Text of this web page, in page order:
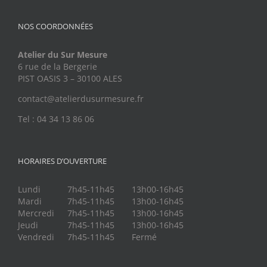
NOS COORDONNÉES
Atelier du Sur Mesure
6 rue de la Bergerie
PIST OASIS 3 – 30100 ALES
contact@atelierdusurmesure.fr
Tel : 04 34 13 86 06
HORAIRES D’OUVERTURE
Lundi 7h45-11h45
13h00-16h45
Mardi
7h45-11h45
13h00-16h45
Mercredi
7h45-11h45
13h00-16h45
Jeudi
7h45-11h45
13h00-16h45
Vendredi
7h45-11h45 Fermé